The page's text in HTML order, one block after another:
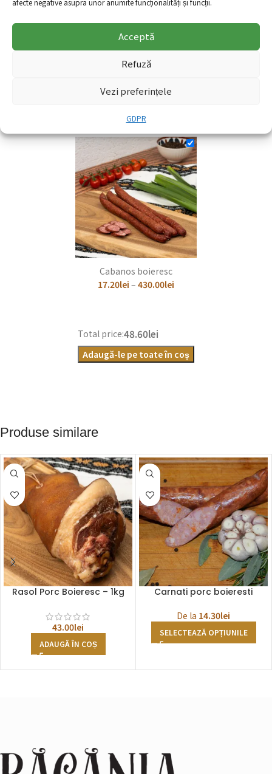
Acceptă
Refuză
Vezi preferințele
GDPR
Pate boieresc
+
Cabanos boieresc
17.20lei – 430.00lei
Total price:48.60lei
Adaugă-le pe toate în coș
Produse similare
Rasol Porc Boieresc – 1kg
43.00lei
ADAUGĂ ÎN COȘ
Carnati porc boieresti
De la 14.30lei
SELECTEAZĂ OPȚIUNILE